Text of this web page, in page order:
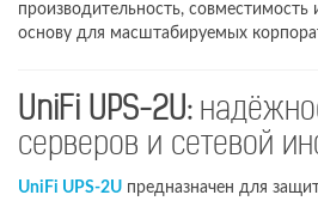
производительность, совместимость
основу для масштабируемых
UniFi UPS-2U:
серверов и сетевой
UniFi UPS-2U предназначен для